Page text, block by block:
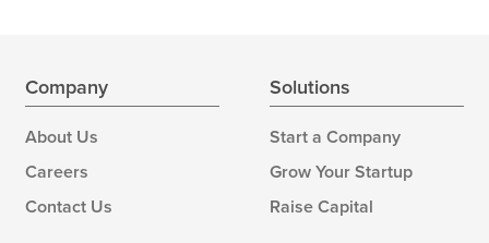
Company
About Us
Careers
Contact Us
Solutions
Start a Company
Grow Your Startup
Raise Capital